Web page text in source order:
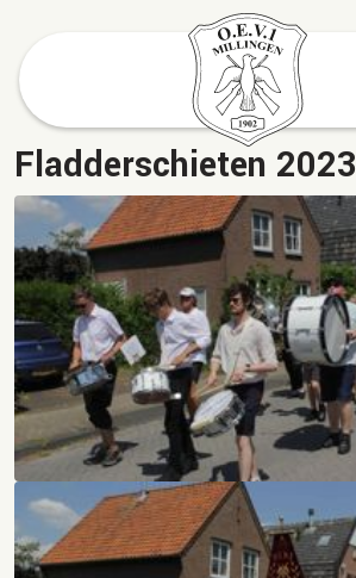
Fladderschieten 2023